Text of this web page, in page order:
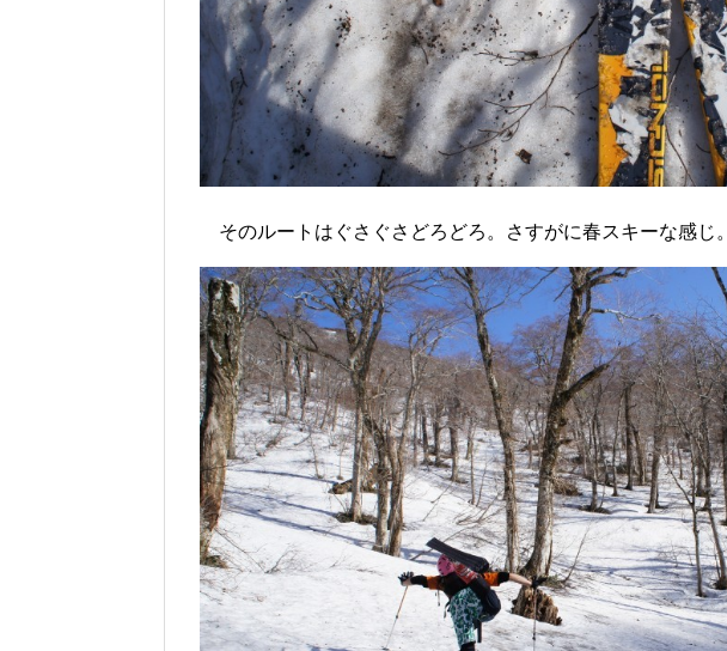
そのルートはぐさぐさどろどろ。さすがに春スキーな感じ。